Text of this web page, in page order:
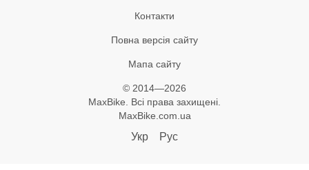
Контакти
Повна версія сайту
Мапа сайту
© 2014—2026
MaxBike. Всі права захищені.
MaxBike.com.ua
Укр Рус